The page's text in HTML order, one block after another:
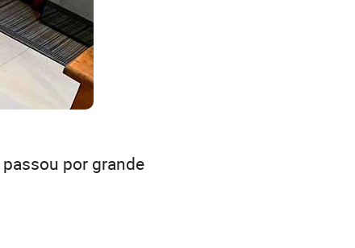
por grande